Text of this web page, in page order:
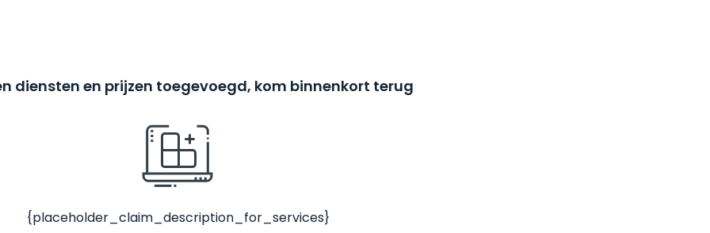
diensten en prijzen toegevoegd, kom binnenkort terug
{placeholder_claim_description_for_services}